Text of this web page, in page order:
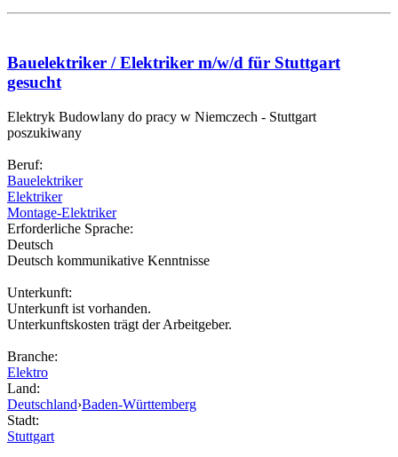
Bauelektriker / Elektriker m/w/d für Stuttgart
gesucht
Elektryk Budowlany do pracy w Niemczech - Stuttgart
poszukiwany
Beruf:
Bauelektriker
Elektriker
Montage-Elektriker
Erforderliche Sprache:
Deutsch
Deutsch kommunikative Kenntnisse
Unterkunft:
Unterkunft ist vorhanden.
Unterkunftskosten trägt der Arbeitgeber.
Branche:
Elektro
Land:
Deutschland›Baden-Württemberg
Stadt:
Stuttgart